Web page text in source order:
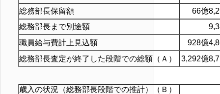
総務部長保留額
66億
総務部長まで別途額
職員給与費計上見込額
928億
総務部長査定が終了した段階での総額（Ａ）
3,292億
歳入の状況（総務部長段階での推計）（Ｂ）